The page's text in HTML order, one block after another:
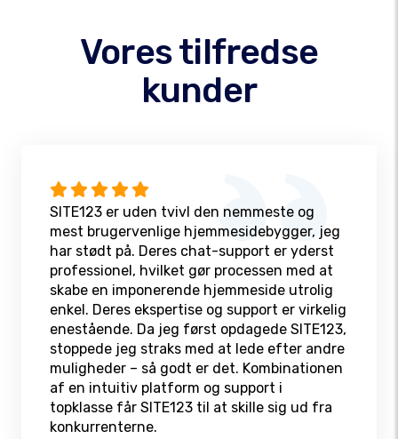
Vores tilfredse
kunder
SITE123 er uden tvivl den nemmeste og
mest brugervenlige hjemmesidebygger, jeg
har stødt på. Deres chat-support er yderst
professionel, hvilket gør processen med at
skabe en imponerende hjemmeside utrolig
enkel. Deres ekspertise og support er virkelig
enestående. Da jeg først opdagede SITE123,
stoppede jeg straks med at lede efter andre
muligheder – så godt er det. Kombinationen
af en intuitiv platform og support i
topklasse får SITE123 til at skille sig ud fra
konkurrenterne.